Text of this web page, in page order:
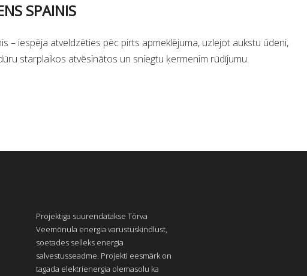
SPAINIS
– iespēja atveldzēties pēc pirts apmeklējuma, uzlejot aukstu ūdeni,
starplaikos atvēsinātos un sniegtu ķermenim rūdījumu.
Projektiga suurendatakse Tõrva
Veemõnula energia varustuskindlust,
soetades selleks energia
salvestusseadme. Projekti eesmärk on
tagada elektrienergia olemasolu ka